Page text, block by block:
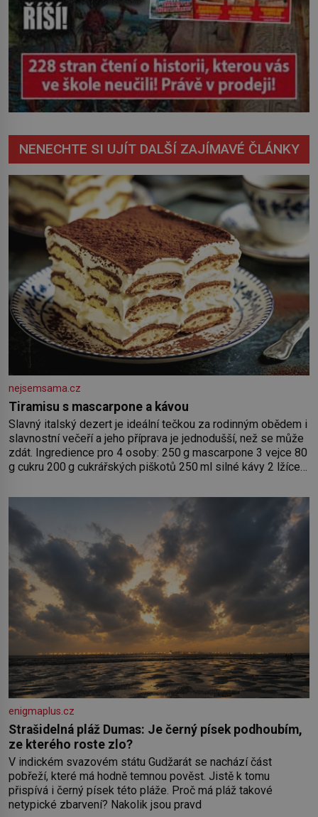
NENECHTE SI UJÍT DALŠÍ ZAJÍMAVÉ ČLÁNKY
nejsemsama.cz
Tiramisu s mascarpone a kávou
Slavný italský dezert je ideální tečkou za rodinným obědem i
slavnostní večeří a jeho příprava je jednodušší, než se může
zdát. Ingredience pro 4 osoby: 250 g mascarpone 3 vejce 80
g cukru 200 g cukrářských piškotů 250 ml silné kávy 2 lžíce
bílků. Žloutky vyšlehejte s cukrem do světlé pěny a postupně
do nich vmíchejte mascarpone, aby vznikl hladký
enigmaplus.cz
Strašidelná pláž Dumas: Je černý písek podhoubím,
ze kterého roste zlo?
V indickém svazovém státu Gudžarát se nachází část
pobřeží, které má hodně temnou pověst. Jistě k tomu
přispívá i černý písek této pláže. Proč má pláž takové
netypické zbarvení? Nakolik jsou pravd